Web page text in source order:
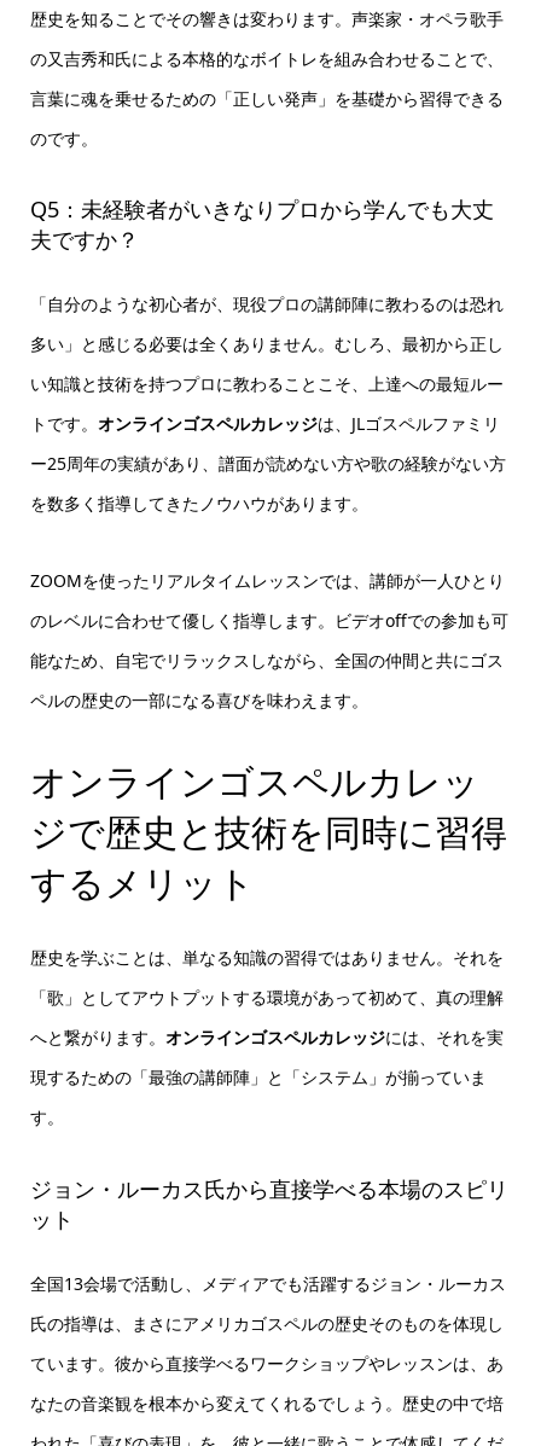
歴史を知ることでその響きは変わります。声楽家・オペラ歌手
の又吉秀和氏による本格的なボイトレを組み合わせることで、
言葉に魂を乗せるための「正しい発声」を基礎から習得できる
のです。
Q5：未経験者がいきなりプロから学んでも大丈
夫ですか？
「自分のような初心者が、現役プロの講師陣に教わるのは恐れ
多い」と感じる必要は全くありません。むしろ、最初から正し
い知識と技術を持つプロに教わることこそ、上達への最短ルー
トです。 オンラインゴスペルカレッジは、JLゴスペルファミリ
ー25周年の実績があり、譜面が読めない方や歌の経験がない方
を数多く指導してきたノウハウがあります。
ZOOMを使ったリアルタイムレッスンでは、講師が一人ひとり
のレベルに合わせて優しく指導します。ビデオoffでの参加も可
能なため、自宅でリラックスしながら、全国の仲間と共にゴス
ペルの歴史の一部になる喜びを味わえます。
オンラインゴスペルカレッ
ジで歴史と技術を同時に習得
するメリット
歴史を学ぶことは、単なる知識の習得ではありません。それを
「歌」としてアウトプットする環境があって初めて、真の理解
へと繋がります。 オンラインゴスペルカレッジには、それを実
現するための「最強の講師陣」と「システム」が揃っていま
す。
ジョン・ルーカス氏から直接学べる本場のスピリ
ット
全国13会場で活動し、メディアでも活躍するジョン・ルーカス
氏の指導は、まさにアメリカゴスペルの歴史そのものを体現し
ています。彼から直接学べるワークショップやレッスンは、あ
なたの音楽観を根本から変えてくれるでしょう。歴史の中で培